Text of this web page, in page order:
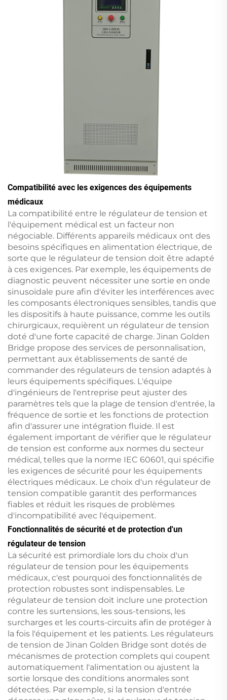
Compatibilité avec les exigences des équipements
médicaux
La compatibilité entre le régulateur de tension et
l'équipement médical est un facteur non
négociable. Différents appareils médicaux ont des
besoins spécifiques en alimentation électrique, de
sorte que le régulateur de tension doit être adapté
à ces exigences. Par exemple, les équipements de
diagnostic peuvent nécessiter une sortie en onde
sinusoïdale pure afin d'éviter les interférences avec
les composants électroniques sensibles, tandis que
les dispositifs à haute puissance, comme les outils
chirurgicaux, requièrent un régulateur de tension
doté d'une forte capacité de charge. Jinan Golden
Bridge propose des services de personnalisation,
permettant aux établissements de santé de
commander des régulateurs de tension adaptés à
leurs équipements spécifiques. L'équipe
d'ingénieurs de l'entreprise peut ajuster des
paramètres tels que la plage de tension d'entrée, la
fréquence de sortie et les fonctions de protection
afin d'assurer une intégration fluide. Il est
également important de vérifier que le régulateur
de tension est conforme aux normes du secteur
médical, telles que la norme IEC 60601, qui spécifie
les exigences de sécurité pour les équipements
électriques médicaux. Le choix d'un régulateur de
tension compatible garantit des performances
fiables et réduit les risques de problèmes
d'incompatibilité avec l'équipement.
Fonctionnalités de sécurité et de protection d'un
régulateur de tension
La sécurité est primordiale lors du choix d'un
régulateur de tension pour les équipements
médicaux, c'est pourquoi des fonctionnalités de
protection robustes sont indispensables. Le
régulateur de tension doit inclure une protection
contre les surtensions, les sous-tensions, les
surcharges et les courts-circuits afin de protéger à
la fois l'équipement et les patients. Les régulateurs
de tension de Jinan Golden Bridge sont dotés de
mécanismes de protection complets qui coupent
automatiquement l'alimentation ou ajustent la
sortie lorsque des conditions anormales sont
détectées. Par exemple, si la tension d'entrée